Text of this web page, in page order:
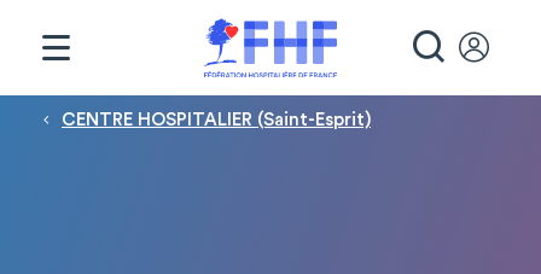
Fil d'Ariane
CENTRE HOSPITALIER (Saint-Esprit)
Panneau de gestion des cookies